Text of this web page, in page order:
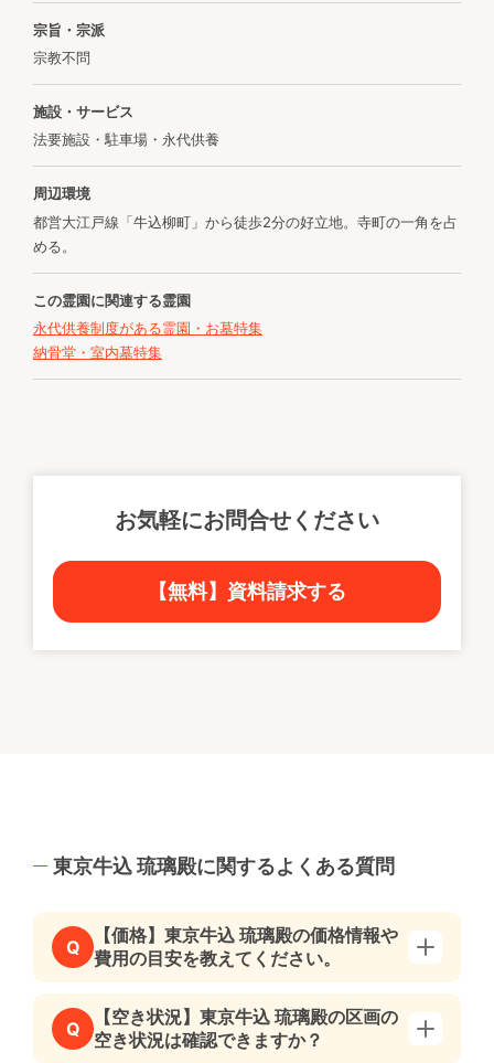
宗旨・宗派
宗教不問
施設・サービス
法要施設・駐車場・永代供養
周辺環境
都営大江戸線「牛込柳町」から徒歩2分の好立地。寺町の一角を占
める。
この霊園に関連する霊園
永代供養制度がある霊園・お墓特集
納骨堂・室内墓特集
お気軽にお問合せください
【無料】資料請求する
東京牛込 琉璃殿に関するよくある質問
Q
【価格】東京牛込 琉璃殿の価格情報や
費用の目安を教えてください。
Q
【空き状況】東京牛込 琉璃殿の区画の
空き状況は確認できますか？